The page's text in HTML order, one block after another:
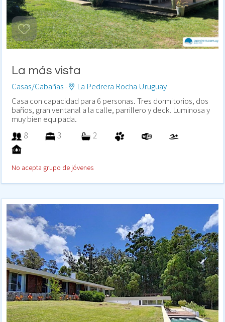
La más vista
Casas/Cabañas -
La Pedrera Rocha Uruguay
Casa con capacidad para 6 personas. Tres dormitorios, dos
baños, gran ventanal a la calle, parrillero y deck. Luminosa y
muy bien equipada.
8 3 2
No acepta grupo de jóvenes